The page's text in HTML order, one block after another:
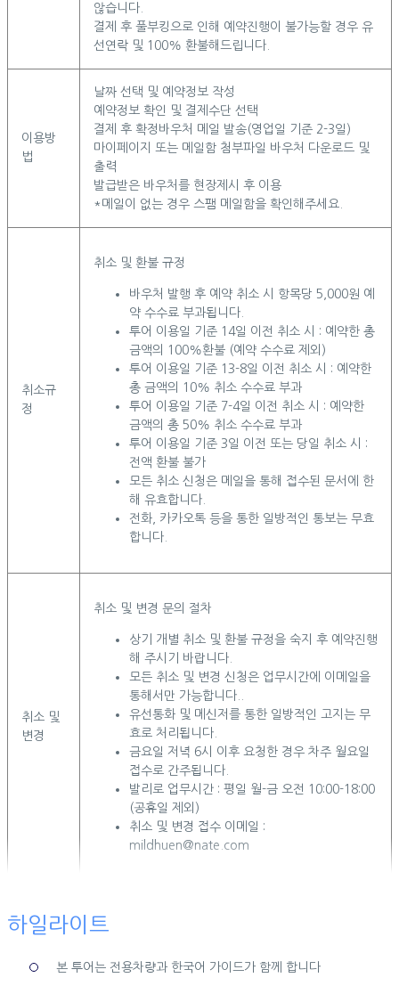
않습니다.
결제 후 풀부킹으로 인해 예약진행이 불가능할 경우 유
선연락 및 100% 환불해드립니다.
이용방
법
날짜 선택 및 예약정보 작성
예약정보 확인 및 결제수단 선택
결제 후 확정바우처 메일 발송(영업일 기준 2-3일)
마이페이지 또는 메일함 첨부파일 바우처 다운로드 및
출력
발급받은 바우처를 현장제시 후 이용
*메일이 없는 경우 스팸 메일함을 확인해주세요.
취소규
정
취소 및 환불 규정
바우처 발행 후 예약 취소 시 항목당 5,000원 예
약 수수료 부과됩니다.
투어 이용일 기준 14일 이전 취소 시 : 예약한 총
금액의 100%환불 (예약 수수료 제외)
투어 이용일 기준 13-8일 이전 취소 시 : 예약한
총 금액의 10% 취소 수수료 부과
투어 이용일 기준 7-4일 이전 취소 시 : 예약한
금액의 총 50% 취소 수수료 부과
투어 이용일 기준 3일 이전 또는 당일 취소 시 :
전액 환불 불가
모든 취소 신청은 메일을 통해 접수된 문서에 한
해 유효합니다.
전화, 카카오톡 등을 통한 일방적인 통보는 무효
합니다.
취소 및
변경
취소 및 변경 문의 절차
상기 개별 취소 및 환불 규정을 숙지 후 예약진행
해 주시기 바랍니다.
모든 취소 및 변경 신청은 업무시간에 이메일을
통해서만 가능합니다..
유선통화 및 메신저를 통한 일방적인 고지는 무
효로 처리됩니다.
금요일 저녁 6시 이후 요청한 경우 차주 월요일
접수로 간주됩니다.
발리로 업무시간 : 평일 월-금 오전 10:00-18:00
(공휴일 제외)
취소 및 변경 접수 이메일 :
mildhuen@nate.com
하일라이트
본 투어는 전용차량과 한국어 가이드가 함께 합니다